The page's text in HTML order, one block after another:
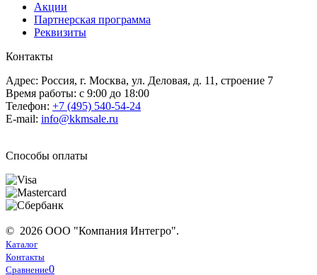
Акции
Партнерская программа
Реквизиты
Контакты
Адрес: Россия, г. Москва, ул. Деловая, д. 11, строение 7
Время работы: с 9:00 до 18:00
Телефон: +7 (495) 540-54-24
E-mail: info@kkmsale.ru
Способы оплаты
© 2026 ООО "Компания Интегро".
Каталог
Контакты
Сравнение0